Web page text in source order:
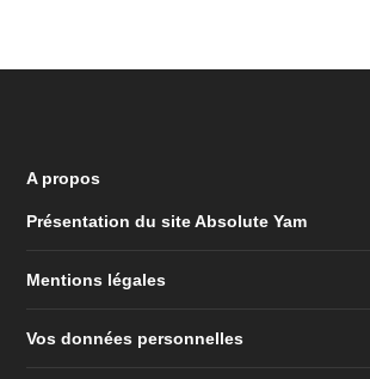
A propos
Présentation du site Absolute Yam
Mentions légales
Vos données personnelles